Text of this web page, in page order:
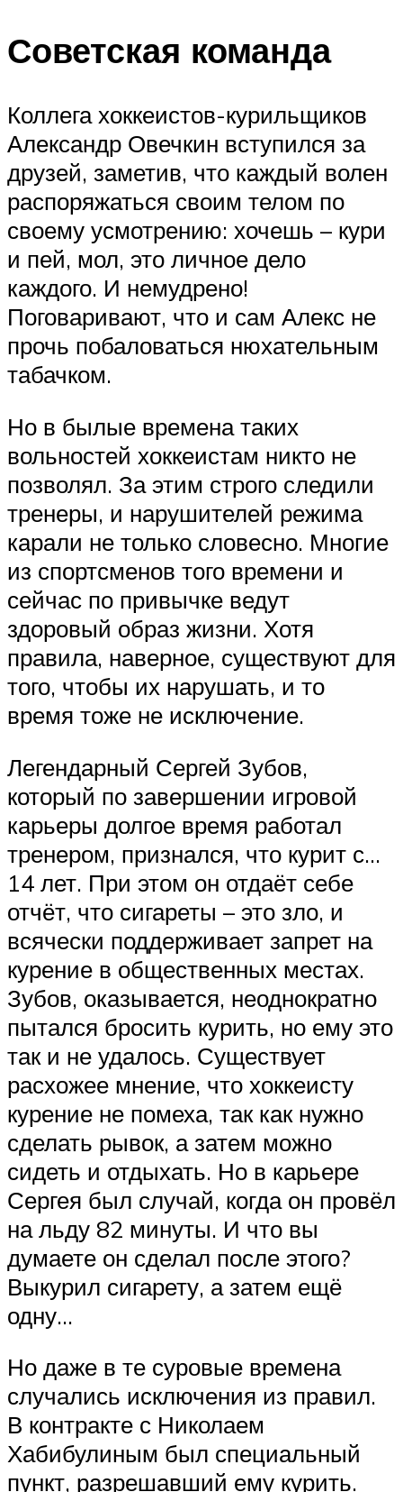
Советская команда
Коллега хоккеистов-курильщиков
Александр Овечкин вступился за
друзей, заметив, что каждый волен
распоряжаться своим телом по
своему усмотрению: хочешь – кури
и пей, мол, это личное дело
каждого. И немудрено!
Поговаривают, что и сам Алекс не
прочь побаловаться нюхательным
табачком.
Но в былые времена таких
вольностей хоккеистам никто не
позволял. За этим строго следили
тренеры, и нарушителей режима
карали не только словесно. Многие
из спортсменов того времени и
сейчас по привычке ведут
здоровый образ жизни. Хотя
правила, наверное, существуют для
того, чтобы их нарушать, и то
время тоже не исключение.
Легендарный Сергей Зубов,
который по завершении игровой
карьеры долгое время работал
тренером, признался, что курит с…
14 лет. При этом он отдаёт себе
отчёт, что сигареты – это зло, и
всячески поддерживает запрет на
курение в общественных местах.
Зубов, оказывается, неоднократно
пытался бросить курить, но ему это
так и не удалось. Существует
расхожее мнение, что хоккеисту
курение не помеха, так как нужно
сделать рывок, а затем можно
сидеть и отдыхать. Но в карьере
Сергея был случай, когда он провёл
на льду 82 минуты. И что вы
думаете он сделал после этого?
Выкурил сигарету, а затем ещё
одну…
Но даже в те суровые времена
случались исключения из правил.
В контракте с Николаем
Хабибулиным был специальный
пункт, разрешавший ему курить.